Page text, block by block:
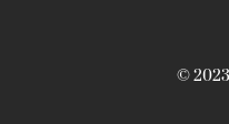
© 2023